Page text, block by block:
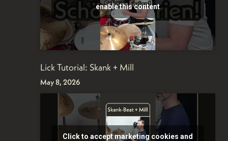
enable this content
Lick Tutorial: Skank + Mill
May 8, 2026
Click to accept marketing cookies and